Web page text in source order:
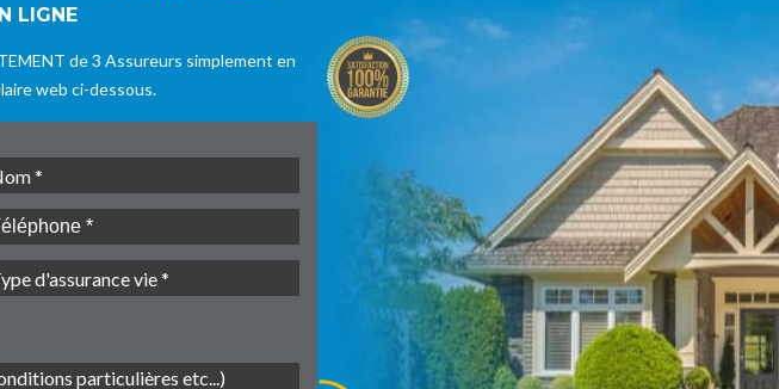
LIGNE
de 3 Assureurs simplement en
web ci-dessous.